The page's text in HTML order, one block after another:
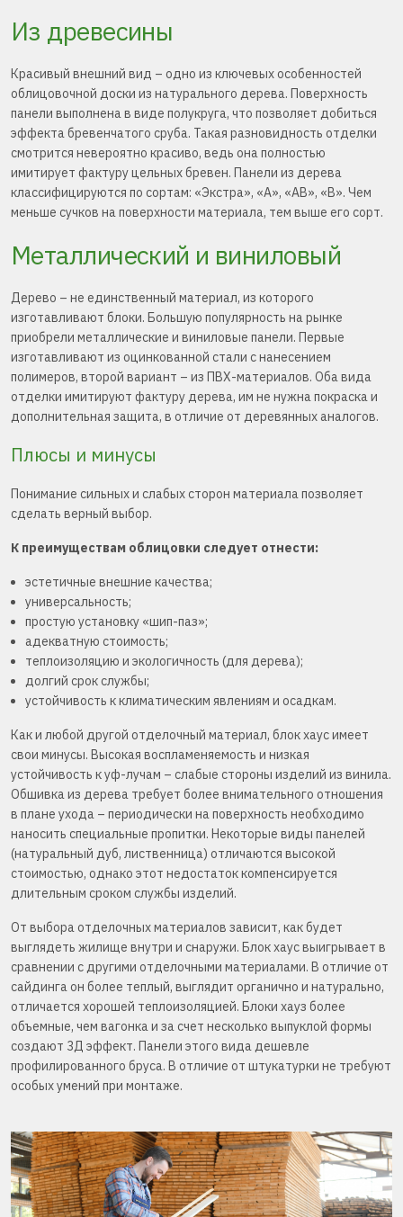
Из древесины
Красивый внешний вид – одно из ключевых особенностей
облицовочной доски из натурального дерева. Поверхность
панели выполнена в виде полукруга, что позволяет добиться
эффекта бревенчатого сруба. Такая разновидность отделки
смотрится невероятно красиво, ведь она полностью
имитирует фактуру цельных бревен. Панели из дерева
классифицируются по сортам: «Экстра», «А», «АВ», «В». Чем
меньше сучков на поверхности материала, тем выше его сорт.
Металлический и виниловый
Дерево – не единственный материал, из которого
изготавливают блоки. Большую популярность на рынке
приобрели металлические и виниловые панели. Первые
изготавливают из оцинкованной стали с нанесением
полимеров, второй вариант – из ПВХ-материалов. Оба вида
отделки имитируют фактуру дерева, им не нужна покраска и
дополнительная защита, в отличие от деревянных аналогов.
Плюсы и минусы
Понимание сильных и слабых сторон материала позволяет
сделать верный выбор.
К преимуществам облицовки следует отнести:
эстетичные внешние качества;
универсальность;
простую установку «шип-паз»;
адекватную стоимость;
теплоизоляцию и экологичность (для дерева);
долгий срок службы;
устойчивость к климатическим явлениям и осадкам.
Как и любой другой отделочный материал, блок хаус имеет
свои минусы. Высокая воспламеняемость и низкая
устойчивость к уф-лучам – слабые стороны изделий из винила.
Обшивка из дерева требует более внимательного отношения
в плане ухода – периодически на поверхность необходимо
наносить специальные пропитки. Некоторые виды панелей
(натуральный дуб, лиственница) отличаются высокой
стоимостью, однако этот недостаток компенсируется
длительным сроком службы изделий.
От выбора отделочных материалов зависит, как будет
выглядеть жилище внутри и снаружи. Блок хаус выигрывает в
сравнении с другими отделочными материалами. В отличие от
сайдинга он более теплый, выглядит органично и натурально,
отличается хорошей теплоизоляцией. Блоки хауз более
объемные, чем вагонка и за счет несколько выпуклой формы
создают 3Д эффект. Панели этого вида дешевле
профилированного бруса. В отличие от штукатурки не требуют
особых умений при монтаже.